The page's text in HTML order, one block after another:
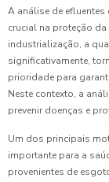
A análise de
crucial na proteção
industrialização, a
significativamente,
prioridade para
Neste contexto, a
prevenir doenças e
Um dos principais
importante para a
provenientes de